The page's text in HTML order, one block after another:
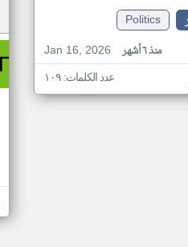
Politics
Jan 16, 2026
منذ ٦ أشهر
عدد الكلمات: ١٠٩